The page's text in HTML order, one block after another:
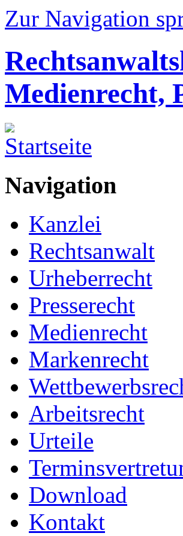
Zur Navigation
Medienrecht,
Navigation
Kanzlei
Rechtsanwalt
Urheberrecht
Presserecht
Medienrecht
Markenrecht
Arbeitsrecht
Urteile
Download
Kontakt